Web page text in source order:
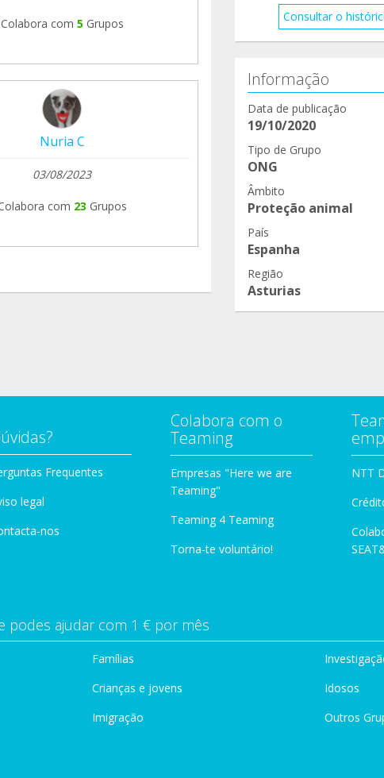
Colabora com 5 Grupos
Nuria C
03/08/2023
com 23 Grupos
Consultar o
Informação
Data de publicação
19/10/2020
Tipo de Grupo
ONG
Âmbito
Proteção animal
País
Espanha
Região
Asturias
Frequentes
legal
nos
Colabora com o
Teaming
Empresas "Here we are
Teaming"
Teaming 4 Teaming
Torna-te voluntário!
NTT
podes ajudar com 1 € por mês
Famílias
Crianças e jovens
Imigração
Idosos
Outros